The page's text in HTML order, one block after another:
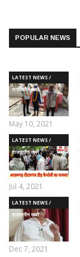
POPULAR NEWS
LATEST NEWS /
ताज़ातरीन खबरें
May 10, 2021
LATEST NEWS /
ताज़ातरीन खबरें
Jul 4, 2021
LATEST NEWS /
ताज़ातरीन खबरें
Dec 7, 2021